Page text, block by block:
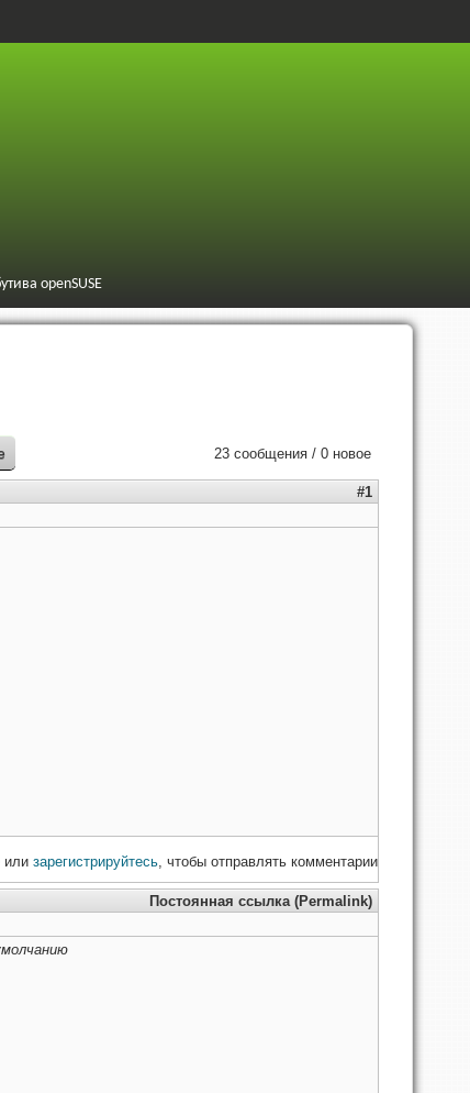
openSUSE
23 сообщения / 0 новое
#1
или зарегистрируйтесь, чтобы отправлять комментарии
Постоянная ссылка (Permalink)